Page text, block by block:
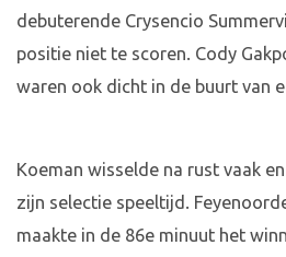
debuterende Crysencio
positie niet te scoren. Cody
waren ook dicht in de buurt van
Koeman wisselde na rust vaak
zijn selectie speeltijd.
maakte in de 86e minuut het